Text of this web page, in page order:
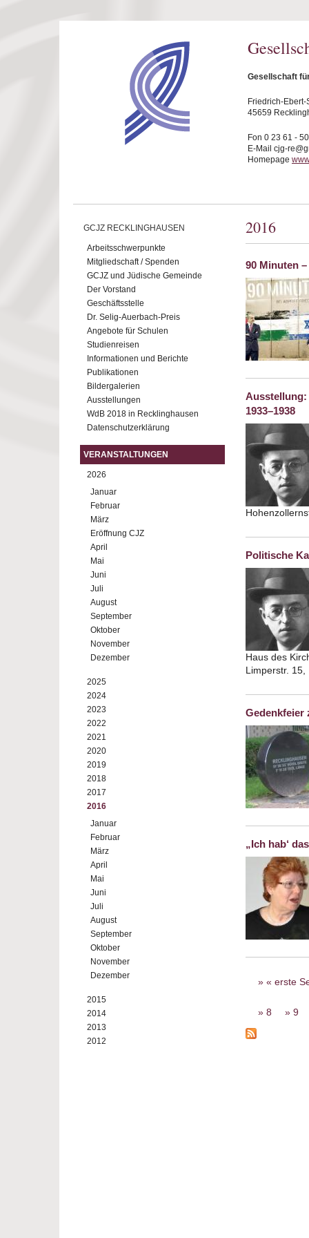
Gesellschaft
Friedrich-Ebert-
45659
Fon 0 23 61 -
E-Mail cjg-
Homepage
GCJZ RECKLINGHAUSEN
Arbeitsschwerpunkte
Mitgliedschaft / Spenden
GCJZ und Jüdische Gemeinde
Der Vorstand
Geschäftsstelle
Dr. Selig-Auerbach-Preis
Angebote für Schulen
Studienreisen
Informationen und Berichte
Publikationen
Bildergalerien
Ausstellungen
WdB 2018 in Recklinghausen
Datenschutzerklärung
VERANSTALTUNGEN
2026
Januar
Februar
März
Eröffnung CJZ
April
Mai
Juni
Juli
August
September
Oktober
November
Dezember
2025
2024
2023
2022
2021
2020
2019
2018
2017
2016
Januar
Februar
März
April
Mai
Juni
Juli
August
September
Oktober
November
Dezember
2015
2014
2013
2012
2016
90 Minuten
Ausstellung:
1933–1938
Politische
Haus des
Limperstr.
Gedenkfeier
„Ich hab‘
Seiten
« erste
8 9